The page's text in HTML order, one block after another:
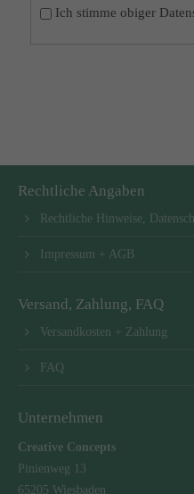
Ich stimme obiger
Rechtliche Angaben
Rechtliche Hinweise,
Impressum + AGB
Versand, Zahlung, FAQ
Versandkosten + Zahlung
FAQ
Unternehmen
Creative Concepts
Pinienweg 13
65205 Wiesbaden